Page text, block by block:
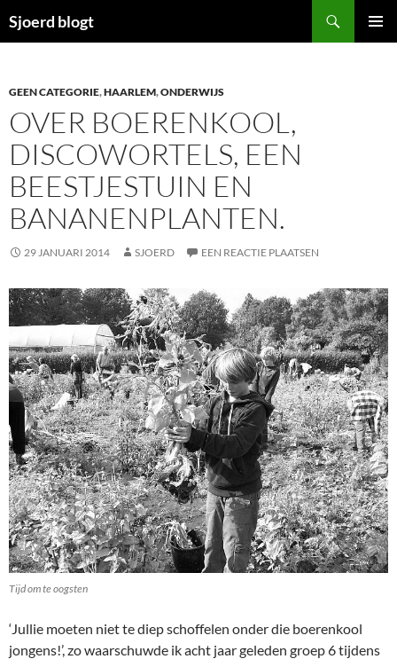
naar
Sjoerd blogt
GEEN CATEGORIE,HAARLEM,ONDERWIJS
OVER BOERENKOOL,
DISCOWORTELS, EEN
BEESTJESTUIN EN
BANANENPLANTEN.
29 JANUARI 2014 SJOERD EEN REACTIE PLAATSEN
Tijd om te oogsten
‘Jullie moeten niet te diep schoffelen onder die boerenkool
jongens!’, zo waarschuwde ik acht jaar geleden groep 6 tijdens